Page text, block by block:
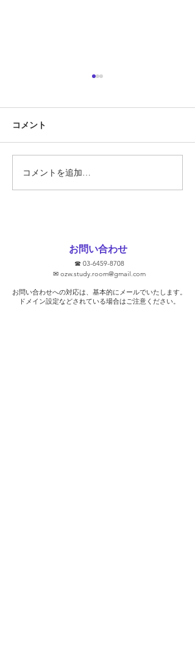
勝負の夏
コメント
コメントを追加…
お問い合わせ
☎ 03-6459-8708
✉ ozw.study.room@gmail.com
お問い合わせへの対応は、基本的にメールでいたします。
​ドメイン設定などされている場合はご注意ください。